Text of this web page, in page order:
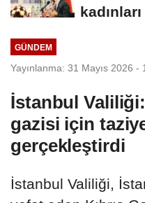
GÜNDEM
Yayınlanma: 31 Mayıs 2026 -
İstanbul
gazisi için
gerçekleştirdi
İstanbul Valiliği,